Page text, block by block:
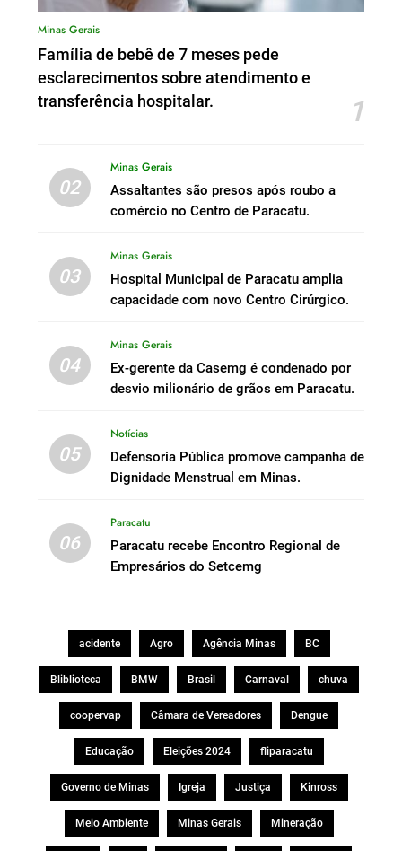
Minas Gerais
Família de bebê de 7 meses pede
esclarecimentos sobre atendimento e
transferência hospitalar.
1
02
Minas Gerais
Assaltantes são presos após roubo a
comércio no Centro de Paracatu.
03
Minas Gerais
Hospital Municipal de Paracatu amplia
capacidade com novo Centro Cirúrgico.
04
Minas Gerais
Ex-gerente da Casemg é condenado por
desvio milionário de grãos em Paracatu.
05
Notícias
Defensoria Pública promove campanha de
Dignidade Menstrual em Minas.
06
Paracatu
Paracatu recebe Encontro Regional de
Empresários do Setcemg
acidente Agro Agência Minas BC
Bliblioteca BMW Brasil Carnaval chuva
coopervap Câmara de Vereadores Dengue
Educação Eleições 2024 fliparacatu
Governo de Minas Igreja Justiça Kinross
Meio Ambiente Minas Gerais Mineração